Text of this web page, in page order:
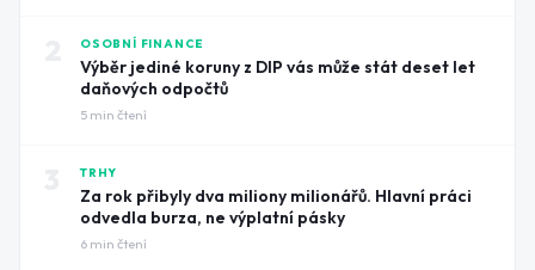
OSOBNÍ FINANCE
Výběr jediné koruny z DIP vás může stát deset let
daňových odpočtů
5 min čtení
TRHY
Za rok přibyly dva miliony milionářů. Hlavní práci
odvedla burza, ne výplatní pásky
6 min čtení